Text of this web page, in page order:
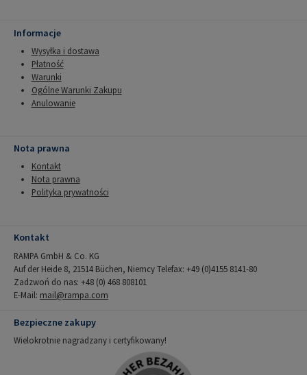
Informacje
Wysyłka i dostawa
Płatność
Warunki
Ogólne Warunki Zakupu
Anulowanie
Nota prawna
Kontakt
Nota prawna
Polityka prywatności
Kontakt
RAMPA GmbH & Co. KG
Auf der Heide 8, 21514 Büchen, Niemcy Telefax: +49 (0)4155 8141-80
Zadzwoń do nas: +48 (0) 468 808101
E-Mail: mail@rampa.com
Bezpieczne zakupy
Wielokrotnie nagradzany i certyfikowany!